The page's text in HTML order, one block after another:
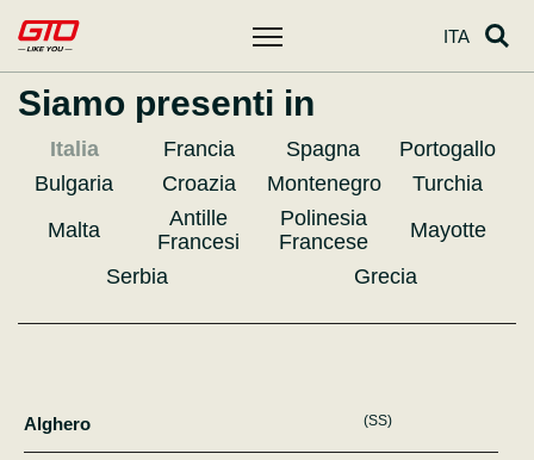
ITA
Siamo presenti in
Italia Francia Spagna
Portogallo
Bulgaria
Croazia Montenegro
Turchia
Malta
Antille
Francesi
Polinesia
Francese
Mayotte
Serbia
Grecia
Alghero (SS)